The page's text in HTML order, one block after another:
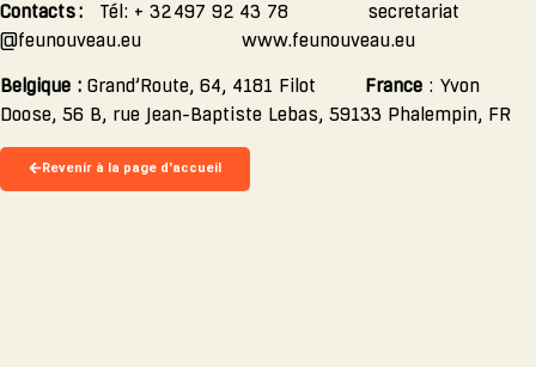
Contacts : Tél: + 32 497 92 43 78 secretariat
@feunouveau.eu www.feunouveau.eu
Belgique : Grand’Route, 64, 4181 Filot France : Yvon
Doose, 56 B, rue Jean-Baptiste Lebas, 59133 Phalempin, FR
Revenir à la page d'accueil